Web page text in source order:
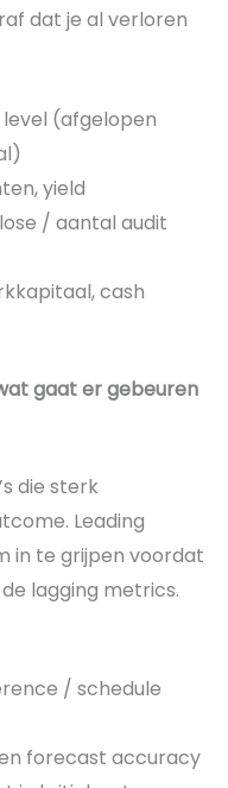
dat je al verloren
level (afgelopen
yield
/ aantal audit
cash
gaat er gebeuren
die sterk
Leading
in te grijpen voordat
lagging metrics.
/ schedule
forecast accuracy